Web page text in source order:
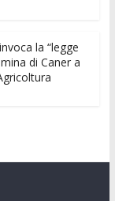
la “legge
di Caner a